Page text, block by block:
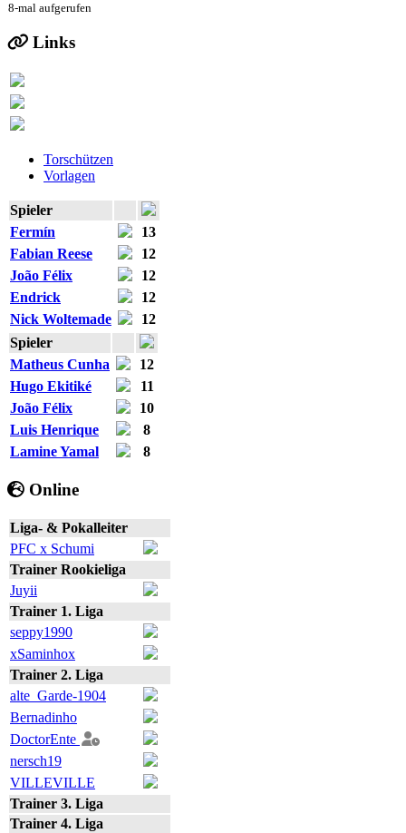
8-mal aufgerufen
Links
Torschützen
Vorlagen
Spieler
Fermín
13
Fabian Reese
12
João Félix
12
Endrick
12
Nick Woltemade
12
Spieler
Matheus Cunha
12
Hugo Ekitiké
11
João Félix
10
Luis Henrique
8
Lamine Yamal
8
Online
Liga- & Pokalleiter
PFC x Schumi
Trainer Rookieliga
Juyii
Trainer 1. Liga
seppy1990
xSaminhox
Trainer 2. Liga
alte_Garde-1904
Bernadinho
DoctorEnte
nersch19
VILLEVILLE
Trainer 3. Liga
Trainer 4. Liga